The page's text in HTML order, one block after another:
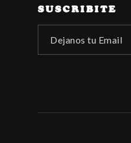
SUSCRIBITE